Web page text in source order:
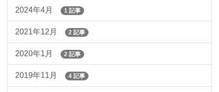
2024年4月 1 記事
2021年12月 2 記事
2020年1月 2 記事
2019年11月 4 記事